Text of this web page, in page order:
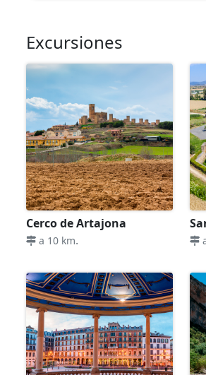
Excursiones
Cerco de Artajona
a 10 km.